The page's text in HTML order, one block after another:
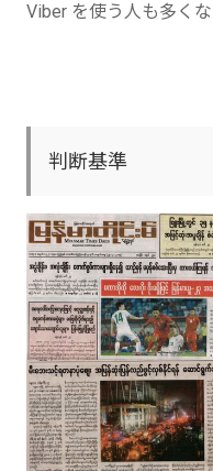
Viber を使う人も多くな
判断基準